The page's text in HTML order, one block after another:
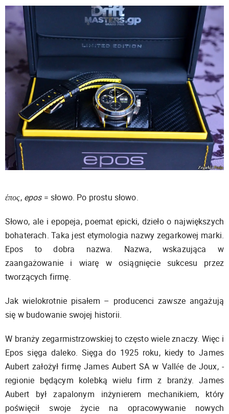
έπος, epos= słowo. Po prostu słowo.
Słowo, ale i epopeja, poemat epicki, dzieło o największych
bohaterach. Taka jest etymologia nazwy zegarkowej marki.
Epos to dobra nazwa. Nazwa, wskazująca w
zaangażowanie i wiarę w osiągnięcie sukcesu przez
tworzących firmę.
Jak wielokrotnie pisałem – producenci zawsze angażują
się w budowanie swojej historii.
W branży zegarmistrzowskiej to często wiele znaczy. Więc i
Epos sięga daleko. Sięga do 1925 roku, kiedy to James
Aubert założył firmę James Aubert SA w Vallée de Joux, -
regionie będącym kolebką wielu firm z branży. James
Aubert był zapalonym inżynierem mechanikiem, który
poświęcił swoje życie na opracowywanie nowych